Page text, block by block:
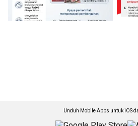
Unduh Mobile Apps untuk iOS